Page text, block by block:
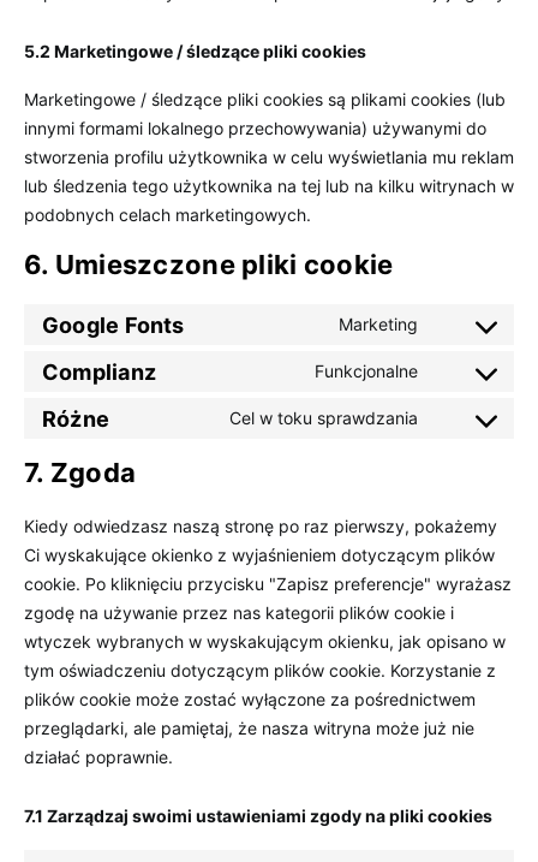
5.2 Marketingowe / śledzące pliki cookies
Marketingowe / śledzące pliki cookies są plikami cookies (lub
innymi formami lokalnego przechowywania) używanymi do
stworzenia profilu użytkownika w celu wyświetlania mu reklam
lub śledzenia tego użytkownika na tej lub na kilku witrynach w
podobnych celach marketingowych.
6. Umieszczone pliki cookie
Google Fonts Marketing Consent to
Complianz Funkcjonalne Consent to
Różne Cel w toku sprawdzania Consent to
7. Zgoda
Kiedy odwiedzasz naszą stronę po raz pierwszy, pokażemy
Ci wyskakujące okienko z wyjaśnieniem dotyczącym plików
cookie. Po kliknięciu przycisku "Zapisz preferencje" wyrażasz
zgodę na używanie przez nas kategorii plików cookie i
wtyczek wybranych w wyskakującym okienku, jak opisano w
tym oświadczeniu dotyczącym plików cookie. Korzystanie z
plików cookie może zostać wyłączone za pośrednictwem
przeglądarki, ale pamiętaj, że nasza witryna może już nie
działać poprawnie.
7.1 Zarządzaj swoimi ustawieniami zgody na pliki cookies